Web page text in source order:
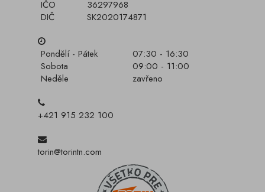
IČO
36297968
DIČ
SK2020174871
Pondělí - Pátek
07:30 - 16:30
Sobota
09:00 - 11:00
Neděle
zavřeno
+421 915 232 100
torin@torintn.com